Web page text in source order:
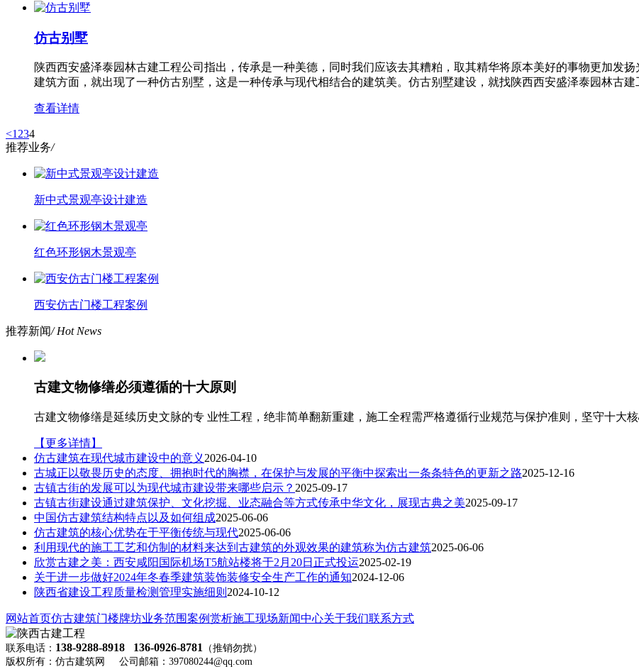
仿古别墅
陕西西安盛泽泰园林古建工程公司指出，传承是一种美德，同时我们应该去其糟粕，取其精华将原本美好的事物更加发
建筑方面，就出现了一种仿古别墅，这是一种传承与现代相结合的建筑美。仿古别墅建设，就找陕西西安盛泽泰园林古建
查看详情
<1 234
推荐业务/
新中式景观亭设计建造
红色环形钢木景观亭
西安仿古门楼工程案例
推荐新闻/ Hot News
古建文物修缮必须遵循的十大原则
古建文物修缮是延续历史文脉的专 业性工程，绝非简单翻新重建，施工全程需严格遵循行业规范与保护准则，坚守十大
【更多详情】
仿古建筑在现代城市建设中的意义 2026-04-10
古城正以敬畏历史的态度、拥抱时代的胸襟，在保护与发展的平衡中探索出一条条特色的更新之路2025-12-16
古镇古街的发展可以为现代城市建设带来哪些启示？ 2025-09-17
古镇古街建设通过建筑保护、文化挖掘、业态融合等方式传承中华文化，展现古典之美2025-09-17
中国仿古建筑结构特点以及如何组成2025-06-06
仿古建筑的核心优势在于平衡传统与现代2025-06-06
利用现代的施工工艺和仿制的材料来达到古建筑的外观效果的建筑称为仿古建筑2025-06-06
欣赏古建之美：西安咸阳国际机场T5航站楼将于2月20日正式投运2025-02-19
关于进一步做好2024年冬春季建筑装饰装修安全生产工作的通知2024-12-06
陕西省建设工程质量检测管理实施细则 2024-10-12
网站首页仿古建筑门楼牌坊业务范围案例赏析施工现场新闻中心关于我们联系方式
联系电话： 138-9288-8918 136-0926-8781
（推销勿扰）
版权所有：仿古建筑网 公司邮箱：397080244@qq.com